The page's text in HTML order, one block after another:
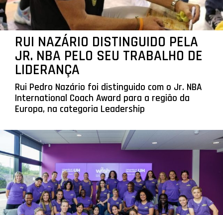
RUI NAZÁRIO DISTINGUIDO PELA
JR. NBA PELO SEU TRABALHO DE
LIDERANÇA
Rui Pedro Nazário foi distinguido com o Jr. NBA
International Coach Award para a região da
Europa, na categoria Leadership